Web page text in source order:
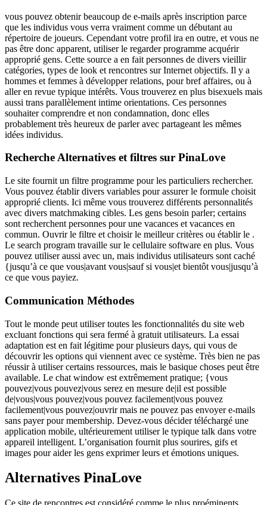
vous pouvez obtenir beaucoup de e-mails après inscription parce
que les individus vous verra vraiment comme un débutant au
répertoire de joueurs. Cependant votre profil ira en outre, et vous ne
pas être donc apparent, utiliser le regarder programme acquérir
approprié gens. Cette source a en fait personnes de divers vieillir
catégories, types de look et rencontres sur Internet objectifs. Il y a
hommes et femmes à développer relations, pour bref affaires, ou à
aller en revue typique intérêts. Vous trouverez en plus bisexuels mais
aussi trans parallèlement intime orientations. Ces personnes
souhaiter comprendre et non condamnation, donc elles
probablement très heureux de parler avec partageant les mêmes
idées individus.
Recherche Alternatives et filtres sur PinaLove
Le site fournit un filtre programme pour les particuliers rechercher.
Vous pouvez établir divers variables pour assurer le formule choisit
approprié clients. Ici même vous trouverez différents personnalités
avec divers matchmaking cibles. Les gens besoin parler; certains
sont recherchent personnes pour une vacances et vacances en
commun. Ouvrir le filtre et choisir le meilleur critères ou établir le .
Le search program travaille sur le cellulaire software en plus. Vous
pouvez utiliser aussi avec un, mais individus utilisateurs sont caché
{jusqu’à ce que vous|avant vous|sauf si vous|et bientôt vous|jusqu’à
ce que vous payiez.
Communication Méthodes
Tout le monde peut utiliser toutes les fonctionnalités du site web
excluant fonctions qui sera fermé à gratuit utilisateurs. La essai
adaptation est en fait légitime pour plusieurs days, qui vous de
découvrir les options qui viennent avec ce système. Très bien ne pas
réussir à utiliser certains ressources, mais le basique choses peut être
available. Le chat window est extrêmement pratique; {vous
pouvez|vous pouvez|vous serez en mesure de|il est possible
de|vous|vous pouvez|vous pouvez facilement|vous pouvez
facilement|vous pouvez|ouvrir mais ne pouvez pas envoyer e-mails
sans payer pour membership. Devez-vous décider téléchargé une
application mobile, ultérieurement utiliser le typique talk dans votre
appareil intelligent. L’organisation fournit plus sourires, gifs et
images pour aider les gens exprimer leurs et émotions uniques.
Alternatives PinaLove